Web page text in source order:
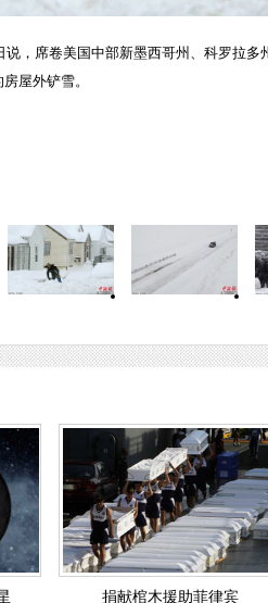
说，席卷美国中部新墨西哥州、科罗拉
屋外铲雪。
捐献棺木援助菲律宾